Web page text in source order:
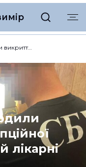
В СБУ підтвердили викриття корупційної схеми в Одеській лікарні №1
лікарні